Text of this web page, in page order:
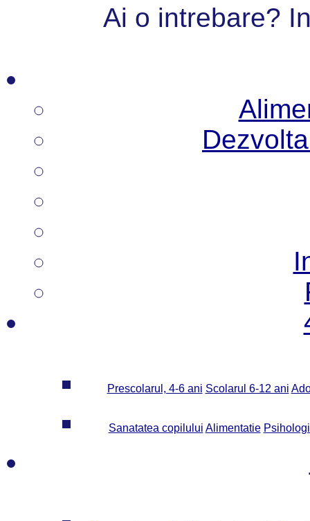
Ai o intrebare?
Prescolarul, 4-6 ani Scolarul 6-12 ani
Sanatatea copilului Alimentatie